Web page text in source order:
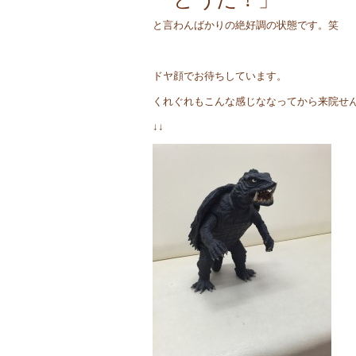
と言わんばかりの絶好調の状態です。笑
ドヤ顔でお待ちしています。
くれぐれもこんな感じななってから来院せ
↓↓